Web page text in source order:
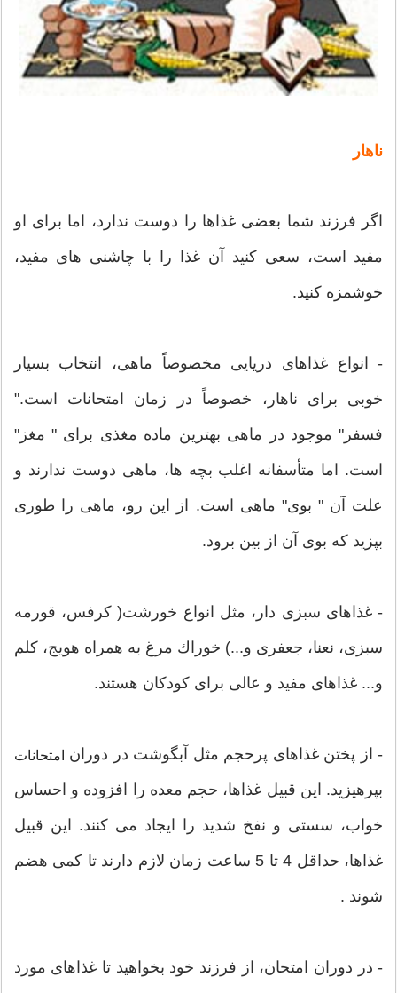
ناهار
اگر فرزند شما بعضی غذاها را دوست ندارد، اما برای او
مفید است، سعی كنید آن غذا را با چاشنی های مفید،
خوشمزه كنید.
- انواع غذاهای دریایی مخصوصاً ماهی، انتخاب بسیار
خوبی برای ناهار، خصوصاً در زمان امتحانات است."
فسفر" موجود در ماهی بهترین ماده مغذی برای " مغز"
است. اما متأسفانه اغلب بچه ها، ماهی دوست ندارند و
علت آن " بوی" ماهی است. از این رو، ماهی را طوری
بپزید كه بوی آن از بین برود.
- غذاهای سبزی دار، مثل انواع خورشت( كرفس، قورمه
سبزی، نعنا، جعفری و...) خوراك مرغ به همراه هویج، كلم
و... غذاهای مفید و عالی برای كودكان هستند.
- از پختن غذاهای پرحجم مثل آبگوشت در دوران امتحانات
بپرهیزید. این قبیل غذاها، حجم معده را افزوده و احساس
خواب، سستی و نفخ شدید را ایجاد می كنند. این قبیل
غذاها، حداقل 4 تا 5 ساعت زمان لازم دارند تا كمی هضم
شوند .
- در دوران امتحان، از فرزند خود بخواهید تا غذاهای مورد